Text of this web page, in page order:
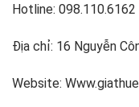
Hotline: 098.110.6162
Địa chỉ: 16 Nguyễn
Website: